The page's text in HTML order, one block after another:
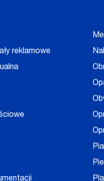
reklamowe